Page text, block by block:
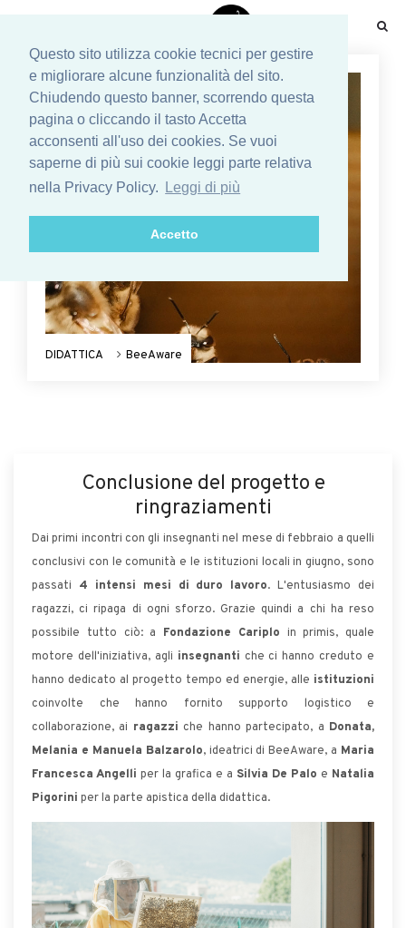
Questo sito utilizza cookie tecnici per gestire
e migliorare alcune funzionalità del sito.
Chiudendo questo banner, scorrendo questa
pagina o cliccando il tasto Accetta
acconsenti all'uso dei cookies. Se vuoi
saperne di più sui cookie leggi parte relativa
nella Privacy Policy.
Leggi di più
Accetto
DIDATTICA BeeAware
Conclusione del progetto e
ringraziamenti
Dai primi incontri con gli insegnanti nel mese di febbraio a quelli
conclusivi con le comunità e le istituzioni locali in giugno, sono
passati 4 intensi mesi di duro lavoro. L'entusiasmo dei
ragazzi, ci ripaga di ogni sforzo. Grazie quindi a chi ha reso
possibile tutto ciò: a Fondazione Cariplo in primis, quale
motore dell'iniziativa, agli insegnanti che ci hanno creduto e
hanno dedicato al progetto tempo ed energie, alle istituzioni
coinvolte che hanno fornito supporto logistico e
collaborazione, ai ragazzi che hanno partecipato, a Donata,
Melania e Manuela Balzarolo, ideatrici di BeeAware, a Maria
Francesca Angelli per la grafica e a Silvia De Palo e Natalia
Pigorini per la parte apistica della didattica.